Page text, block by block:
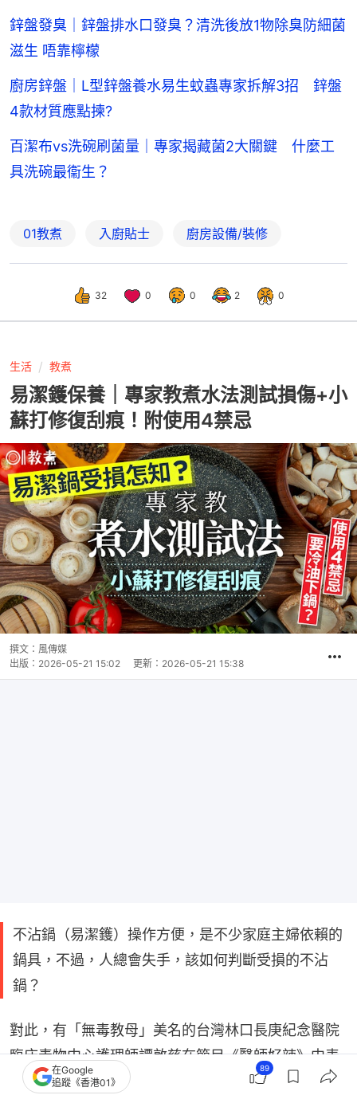
鋅盤發臭｜鋅盤排水口發臭？清洗後放1物除臭防細菌
滋生 唔靠檸檬
廚房鋅盤｜L型鋅盤養水易生蚊蟲專家拆解3招 鋅盤
4款材質應點揀?
百潔布vs洗碗刷菌量｜專家揭藏菌2大關鍵 什麼工
具洗碗最衞生？
01教煮 入廚貼士 廚房設備/裝修
32 0 0 2 0
生活 教煮
易潔鑊保養｜專家教煮水法測試損傷+小
蘇打修復刮痕！附使用4禁忌
撰文： 風傳媒
出版： 2026-05-21 15:02 更新： 2026-05-21 15:38
不沾鍋（易潔鑊）操作方便，是不少家庭主婦依賴的
鍋具，不過，人總會失手，該如何判斷受損的不沾
鍋？
對此，有「無毒教母」美名的台灣林口長庚紀念醫院
臨床毒物中心護理師譚敦慈在節目《醫師好辣》中表
示，可用不沾鍋煮水測試，若水中泡泡有大有小，就
在Google
追蹤《香港01》
89